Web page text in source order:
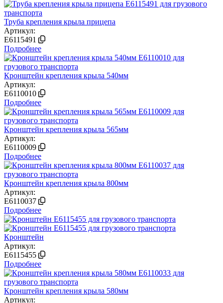
Труба крепления крыла прицепа
Артикул:
E6115491
Подробнее
Кронштейн крепления крыла 540мм
Артикул:
E6110010
Подробнее
Кронштейн крепления крыла 565мм
Артикул:
E6110009
Подробнее
Кронштейн крепления крыла 800мм
Артикул:
E6110037
Подробнее
Кронштейн
Артикул:
E6115455
Подробнее
Кронштейн крепления крыла 580мм
Артикул: